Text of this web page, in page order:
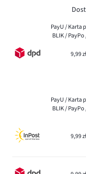
PayU / Karta
BLIK /
9,99
PayU / Karta
BLIK /
9,99